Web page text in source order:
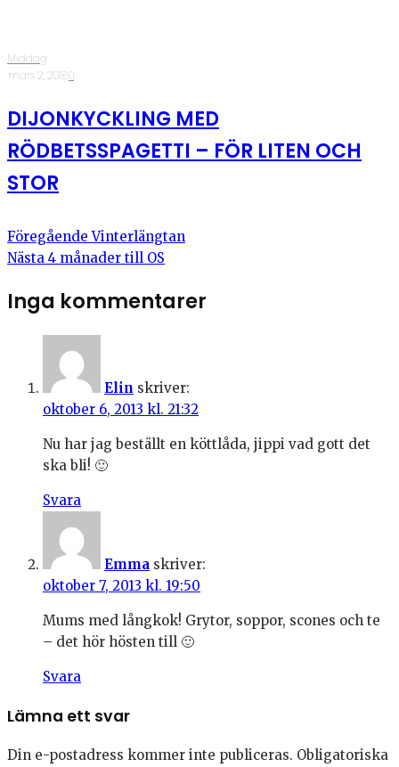
Middag
·mars 2, 2018·0
DIJONKYCKLING MED
RÖDBETSSPAGETTI – FÖR LITEN OCH
STOR
Föregående Vinterlängtan
Nästa 4 månader till OS
Inga kommentarer
Elin skriver:
oktober 6, 2013 kl. 21:32
Nu har jag beställt en köttlåda, jippi vad gott det
ska bli! 🙂
Svara
Emma skriver:
oktober 7, 2013 kl. 19:50
Mums med långkok! Grytor, soppor, scones och te
– det hör hösten till 🙂
Svara
Lämna ett svar
Din e-postadress kommer inte publiceras. Obligatoriska